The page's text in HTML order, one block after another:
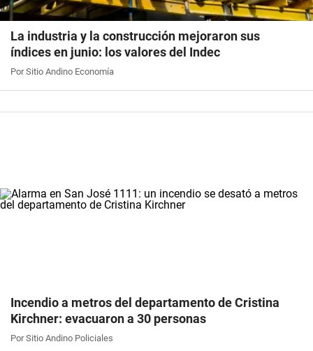
La industria y la construcción mejoraron sus
índices en junio: los valores del Indec
Por Sitio Andino Economía
Incendio a metros del departamento de Cristina
Kirchner: evacuaron a 30 personas
Por Sitio Andino Policiales